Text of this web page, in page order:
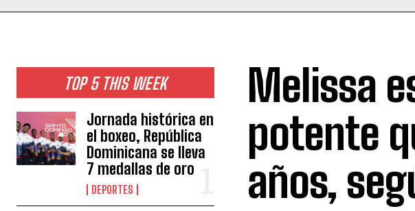
TOP 5 THIS WEEK
Jornada histórica en
el boxeo, República
Dominicana se lleva
7 medallas de oro
DEPORTES
Melissa
potente
años,